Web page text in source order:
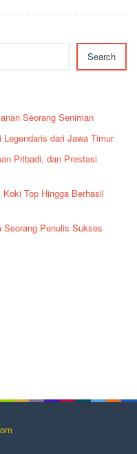
Search
Seorang Seniman
dari Jawa Timur
Pribadi, dan Prestasi
Top Hingga Berhasil
Penulis Sukses